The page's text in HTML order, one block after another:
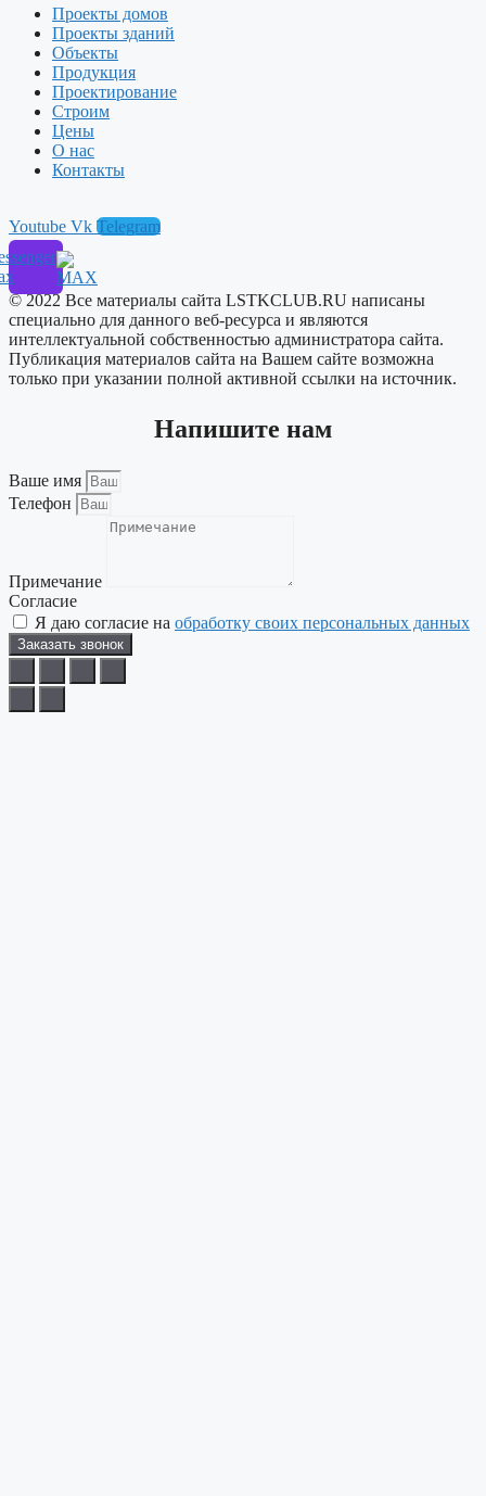
Проекты домов
Проекты зданий
Объекты
Продукция
Проектирование
Строим
Цены
О нас
Контакты
Youtube Vk Telegram
© 2022 Все материалы сайта LSTKCLUB.RU написаны
специально для данного веб-ресурса и являются
интеллектуальной собственностью администратора сайта.
Публикация материалов сайта на Вашем сайте возможна
только при указании полной активной ссылки на источник.
Напишите нам
Ваше имя
Телефон
Примечание
Согласие
Я даю согласие на обработку своих персональных данных
Заказать звонок